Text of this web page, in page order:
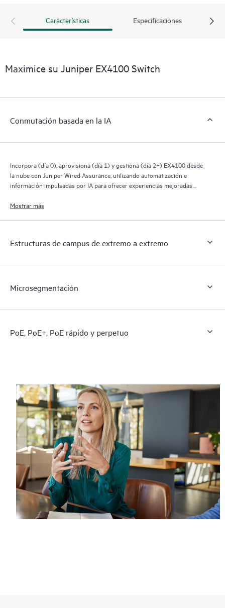
Características Especificaciones
Maximice su Juniper EX4100 Switch
Conmutación basada en la IA
Incorpora (día 0), aprovisiona (día 1) y gestiona (día 2+) EX4100 desde
la nube con Juniper Wired Assurance, utilizando automatización e
información impulsadas por IA para ofrecer experiencias mejoradas
Mostrar más
Estructuras de campus de extremo a extremo
Microsegmentación
PoE, PoE+, PoE rápido y perpetuo